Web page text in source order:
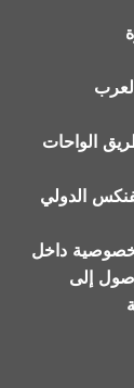
الواحات
داخل
إلى